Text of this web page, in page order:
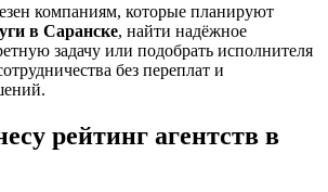
компаниям, которые планируют
в Саранске, найти надёжное
задачу или подобрать исполнителя
без переплат и
рейтинг агентств в